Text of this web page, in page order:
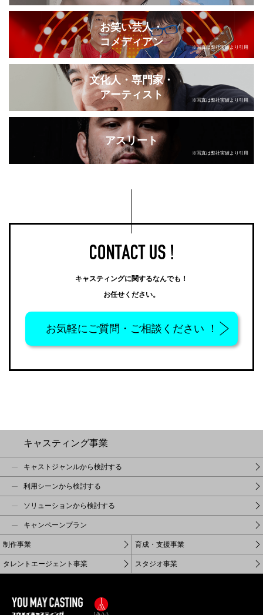
お笑い芸人・
コメディアン
※写真は弊社実績より引用
文化人・専門家・
アーティスト
※写真は弊社実績より引用
アスリート
※写真は弊社実績より引用
キャスティングに関するなんでも！
お任せください。
お気軽にご質問・ご相談ください ！
キャスティング事業
キャストジャンルから検討する
利用シーンから検討する
ソリューションから検討する
キャンペーンプラン
制作事業 育成・支援事業
タレントエージェント事業 スタジオ事業